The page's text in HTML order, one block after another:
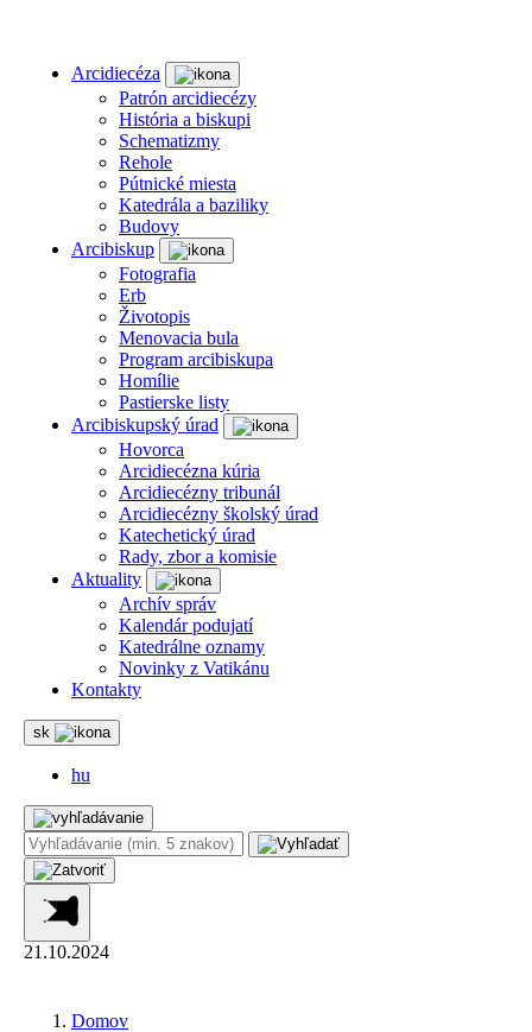
Arcidiecéza
Patrón arcidiecézy
História a biskupi
Schematizmy
Rehole
Pútnické miesta
Katedrála a baziliky
Budovy
Arcibiskup
Fotografia
Erb
Životopis
Menovacia bula
Program arcibiskupa
Homílie
Pastierske listy
Arcibiskupský úrad
Hovorca
Arcidiecézna kúria
Arcidiecézny tribunál
Arcidiecézny školský úrad
Katechetický úrad
Rady, zbor a komisie
Aktuality
Archív správ
Kalendár podujatí
Katedrálne oznamy
Novinky z Vatikánu
Kontakty
sk
hu
21.10.2024
Domov